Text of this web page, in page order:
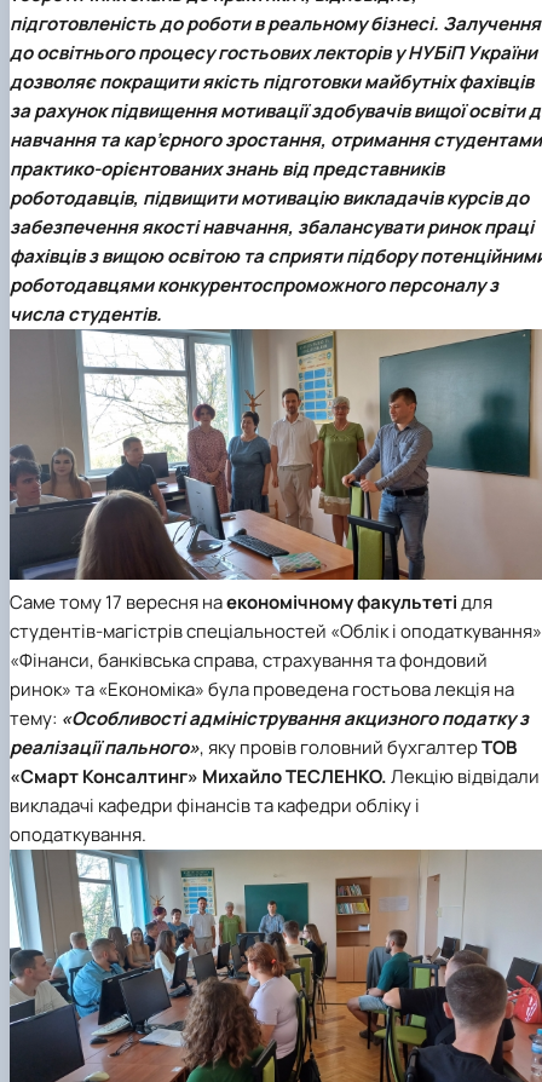
підготовленість до роботи в реальному бізнесі. Залучення
до освітнього процесу гостьових лекторів уНУБіП України
дозволяє покращити якість підготовки майбутніх фахівців
за рахунок підвищення мотивації здобувачів вищої освіти
навчання та кар’єрного зростання, отримання студентами
практико-орієнтованих знань від представників
роботодавців, підвищити мотивацію викладачів курсів до
забезпечення якості навчання, збалансувати ринок праці
фахівців з вищою освітою та сприяти підбору
роботодавцями конкурентоспроможного персоналу з
числа студентів.
Саме тому 17 вересня наекономічному факультетідля
студентів-магістрівспеціальностей «Облік і
«Фінанси, банківська справа, страхування та фондовий
ринок» та «Економіка»була проведена гостьова лекція на
тему: «Особливості адміністрування акцизного податку з
реалізації пального», яку провів головний бухгалтерТОВ
«Смарт Консалтинг» Михайло ТЕСЛЕНКО.Лекцію відвідали
викладачі кафедри фінансівтакафедри обліку і
оподаткування.